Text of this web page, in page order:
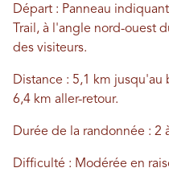
Départ : Panneau
Trail, à l'angle nord-ouest
des visiteurs.
Distance : 5,1 km
6,4 km aller-retour.
Durée de la randonnée : 2
Difficulté : Modérée en